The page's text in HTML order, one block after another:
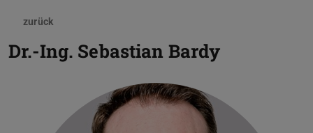
zurück
Dr.-Ing. Sebastian Bardy